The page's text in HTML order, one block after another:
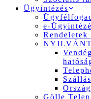
Ügyintézés
e-
Rendeletek
Gölle